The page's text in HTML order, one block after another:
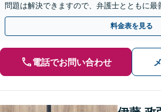
問題は解決できますので、弁護士とともに最
ょう【初回相談無料】【法テラス利用可】
料金表を見る
電話でお問い合わせ